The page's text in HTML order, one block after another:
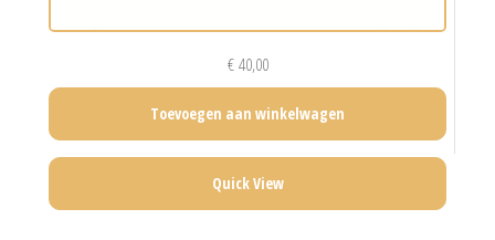
€40,00
Toevoegen aan winkelwagen
Quick View